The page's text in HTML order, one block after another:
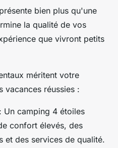
bien plus qu'une
la qualité de vos
que vivront petits
méritent votre
vacances réussies :
: Un camping 4 étoiles
confort élevés, des
et des services de qualité.